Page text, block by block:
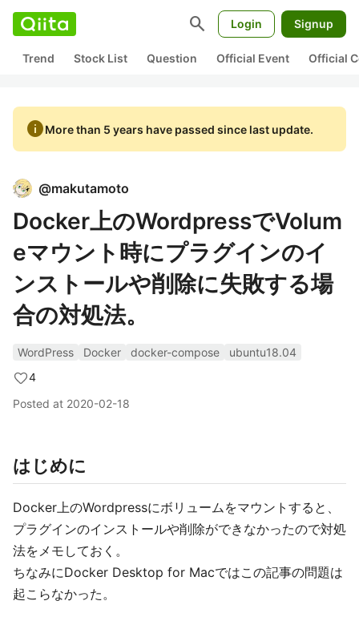
search Login Signup
Trend Stock List Question Official Event Official
infoMore than 5 years have passed since last update.
@makutamoto
Docker上のWordpressでVolum
eマウント時にプラグインのイ
ンストールや削除に失敗する場
合の対処法。
WordPress Docker docker-compose
ubuntu18.04
4
Posted at 2020-02-18
はじめに
Docker上のWordpressにボリュームをマウントすると、
プラグインのインストールや削除ができなかったので対処
法をメモしておく。
ちなみにDocker Desktop for Macではこの記事の問題は
起こらなかった。